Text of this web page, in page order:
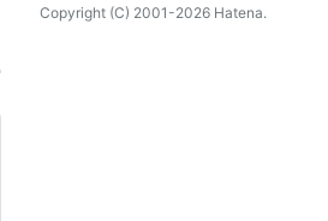
Copyright (C) 2001-2026 Hatena.